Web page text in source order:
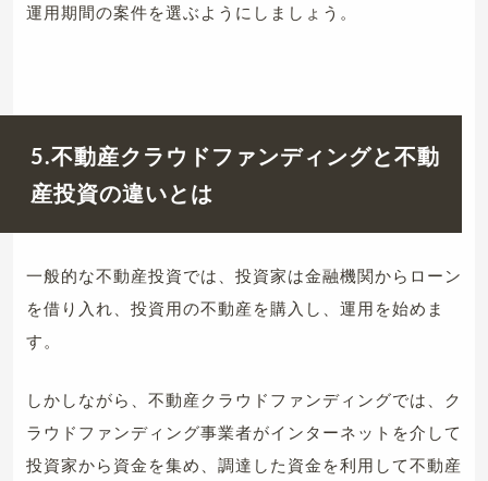
運用期間の案件を選ぶようにしましょう。
5.不動産クラウドファンディングと不動
産投資の違いとは
一般的な不動産投資では、投資家は金融機関からローン
を借り入れ、投資用の不動産を購入し、運用を始めま
す。
しかしながら、不動産クラウドファンディングでは、ク
ラウドファンディング事業者がインターネットを介して
投資家から資金を集め、調達した資金を利用して不動産